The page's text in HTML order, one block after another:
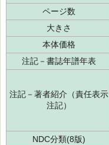
ページ数
大きさ
本体価格
注記－書誌年譜年表
注記－著者紹介（責任表示
注記）
NDC分類(8版)